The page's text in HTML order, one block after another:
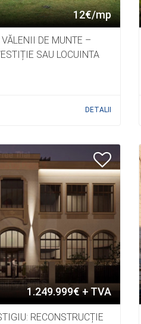
12€/mp
DE MUNTE –
SAU LOCUINTA
DETALII
1.249.999€ + TVA
RECONSTRUCȚIE